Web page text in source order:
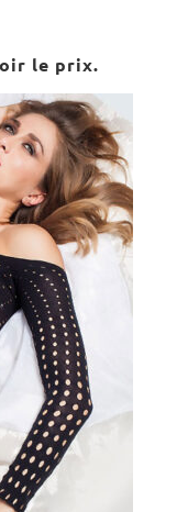
le prix.